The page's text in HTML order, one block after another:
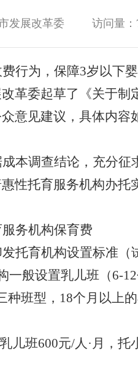
发展改革委 访问量：
行为，保障3岁以下
革委起草了《关于
意见建议，具体内容
本调查结论， 充分征
性托育服务机构办托
服务机构保育费
托育机构设置标准
一般设置乳儿班（6-12
种班型， 18个月以上
乳儿班600元/人 · 月，托